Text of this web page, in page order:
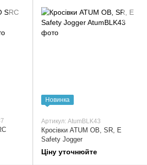
Новинка
Артикул: AtumBLK43
Кросівки ATUM OB, SR, E
Safety Jogger
Ціну уточнюйте